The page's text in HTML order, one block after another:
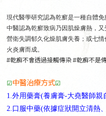
現代醫學研究認為乾癬是一種自體
中醫認為乾癬致病乃因肌燥膚熱，
營衛失調郁久化燥肌膚失養；或七
火炎膚而成。
#乾癬不會透過接觸傳染 #乾癬不是
☑中醫治療方式☑
1.外用藥膏(養膚膏-大堯醫師親
2.口服中藥(依據症狀開立清熱